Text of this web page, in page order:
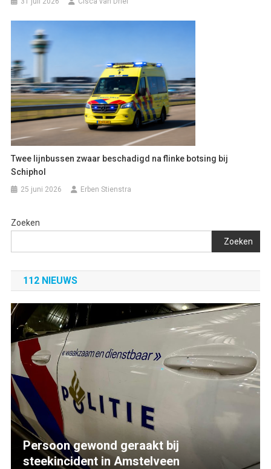
Twee lijnbussen zwaar beschadigd na flinke botsing bij
Schiphol
25 juni 2026 Erben Stienstra
Zoeken
Zoeken
112 NIEUWS
Persoon gewond geraakt bij
steekincident in Amstelveen